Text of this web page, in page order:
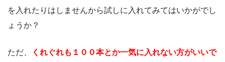
を入れたりはしませんから試しに入れてみてはいかがでし
ょうか？
ただ、
くれぐれも１００本とか一気に入れない方がいいで